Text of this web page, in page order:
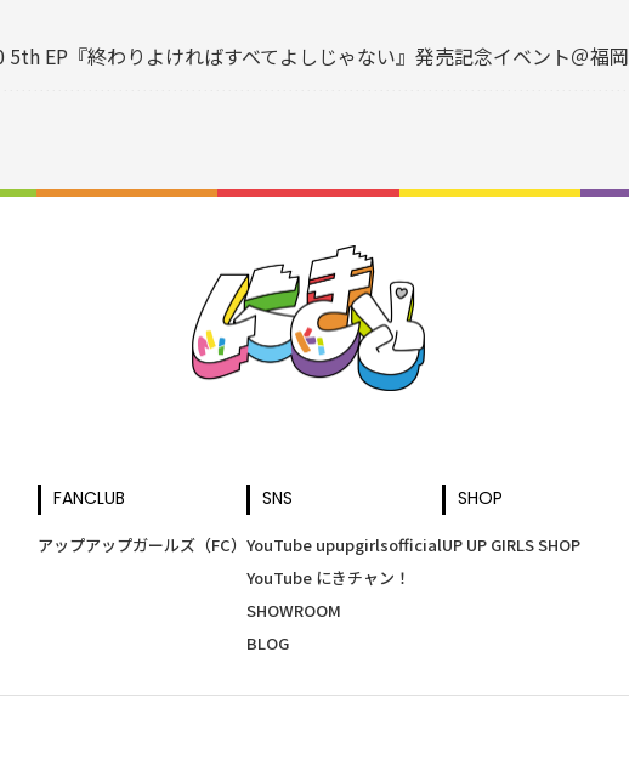
5th EP『終わりよければすべてよしじゃない』発売記念イベント＠福岡
FANCLUB
アップアップガールズ（FC）
SNS
YouTube upupgirlsofficial
YouTube にきチャン！
SHOWROOM
BLOG
SHOP
UP UP GIRLS SHOP